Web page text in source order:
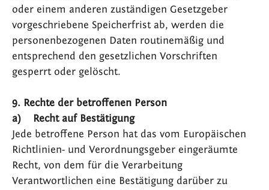
oder einem anderen zuständigen Gesetzgeber
vorgeschriebene Speicherfrist ab, werden die
personenbezogenen Daten routinemäßig und
entsprechend den gesetzlichen Vorschriften
gesperrt oder gelöscht.
9. Rechte der betroffenen Person
a) Recht auf Bestätigung
Jede betroffene Person hat das vom Europäischen
Richtlinien- und Verordnungsgeber eingeräumte
Recht, von dem für die Verarbeitung
Verantwortlichen eine Bestätigung darüber zu